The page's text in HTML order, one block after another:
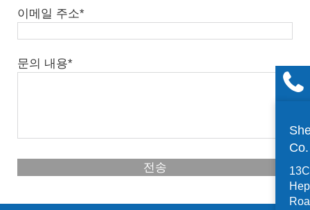
이메일 주소*
문의 내용*
전송